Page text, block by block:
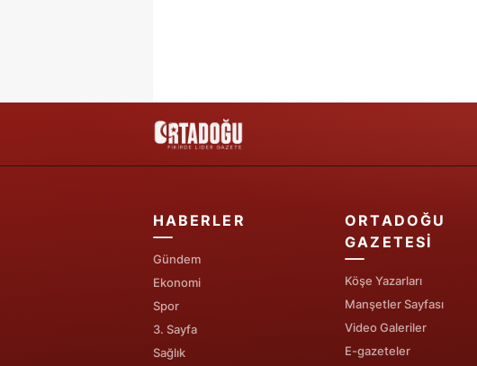
HABERLER
Gündem
Ekonomi
Spor
3. Sayfa
Sağlık
ORTADOĞU
GAZETESI
Köşe Yazarları
Manşetler Sayfası
Video Galeriler
E-gazeteler